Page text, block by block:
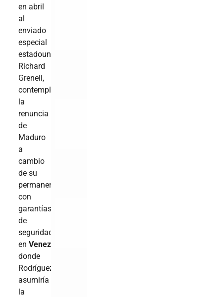
en abril
al
enviado
especial
estadounidense
Richard
Grenell,
contemplaba
la
renuncia
de
Maduro
a
cambio
de su
permanencia,
con
garantías
de
seguridad,
enVenezuela
donde
Rodríguez
asumiría
la